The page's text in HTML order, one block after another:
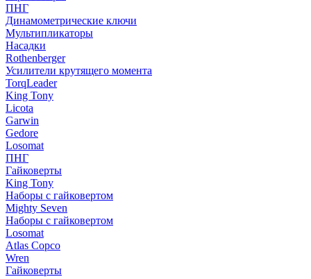
ПНГ
Динамометрические ключи
Мультипликаторы
Насадки
Rothenberger
Усилители крутящего момента
TorqLeader
King Tony
Licota
Garwin
Gedore
Losomat
ПНГ
Гайковерты
King Tony
Наборы с гайковертом
Mighty Seven
Наборы с гайковертом
Losomat
Atlas Copco
Wren
Гайковерты